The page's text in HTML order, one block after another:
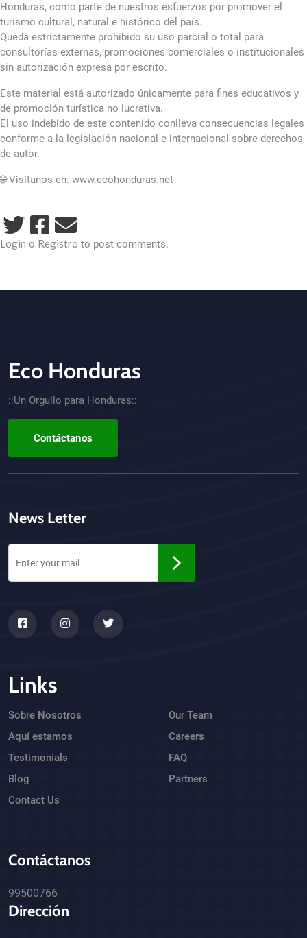
Honduras, como parte de nuestros esfuerzos por promover el
turismo cultural, natural e histórico del país.
Queda estrictamente prohibido su uso parcial o total para
consultorías externas, promociones comerciales o institucionales
sin autorización expresa por escrito.
Este material está autorizado únicamente para fines educativos y
de promoción turística no lucrativa.
El uso indebido de este contenido conlleva consecuencias legales
conforme a la legislación nacional e internacional sobre derechos
de autor.
🌐 Visítanos en: www.ecohonduras.net
Login o Registro to post comments.
CTA - Footer
Eco Honduras
::Un Orgullo para Honduras::
Contáctanos
News Letter
Links
Sobre Nosotros
Aquí estamos
Testimonials
Blog
Contact Us
Our Team
Careers
FAQ
Partners
Contáctanos
99500766
Dirección